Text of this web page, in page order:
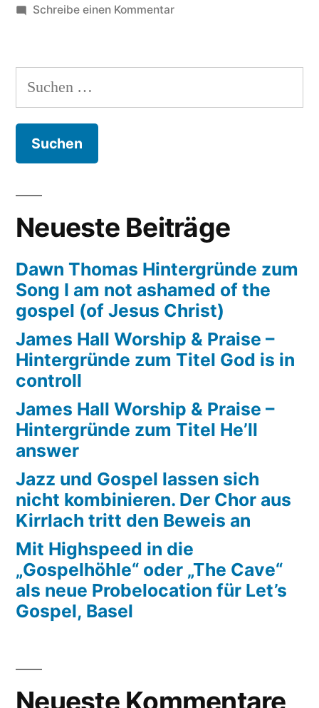
Schreibe einen Kommentarzu
Band
Hintergründe
Suchen
nach:
Neueste Beiträge
Dawn Thomas Hintergründe zum
Song I am not ashamed of the
gospel (of Jesus Christ)
James Hall Worship & Praise –
Hintergründe zum Titel God is in
controll
James Hall Worship & Praise –
Hintergründe zum Titel He’ll
answer
Jazz und Gospel lassen sich
nicht kombinieren. Der Chor aus
Kirrlach tritt den Beweis an
Mit Highspeed in die
„Gospelhöhle“ oder „The Cave“
als neue Probelocation für Let’s
Gospel, Basel
Neueste Kommentare